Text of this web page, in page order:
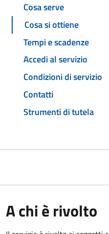
Cosa serve
Cosa si ottiene
Tempi e scadenze
Accedi al servizio
Condizioni di servizio
Contatti
Strumenti di tutela
A chi è rivolto